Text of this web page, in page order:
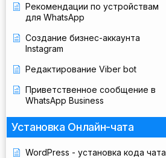
Рекомендации по устройствам
для WhatsApp
Создание бизнес-аккаунта
Instagram
Редактирование Viber bot
Приветственное сообщение в
WhatsApp Business
Установка Онлайн-чата
WordPress - установка кода чата